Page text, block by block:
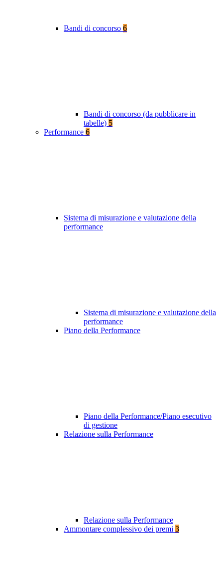
Bandi di concorso 6
Bandi di concorso (da pubblicare in
tabelle) 5
Performance 6
Sistema di misurazione e valutazione della
performance
Sistema di misurazione e valutazione della
performance
Piano della Performance
Piano della Performance/Piano esecutivo
di gestione
Relazione sulla Performance
Relazione sulla Performance
Ammontare complessivo dei premi 3